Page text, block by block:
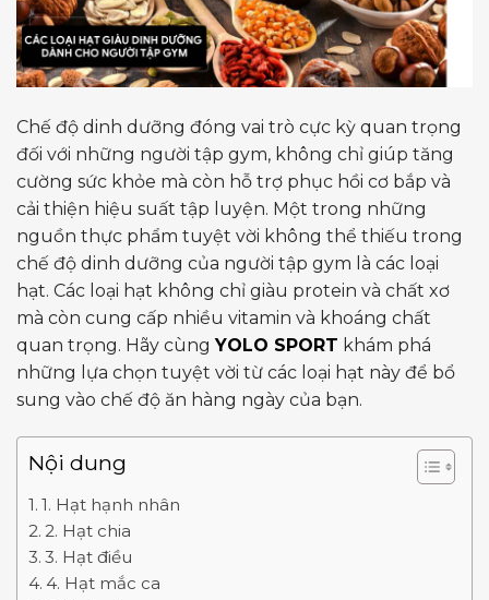
Chế độ dinh dưỡng đóng vai trò cực kỳ quan trọng
đối với những người tập gym, không chỉ giúp tăng
cường sức khỏe mà còn hỗ trợ phục hồi cơ bắp và
cải thiện hiệu suất tập luyện. Một trong những
nguồn thực phẩm tuyệt vời không thể thiếu trong
chế độ dinh dưỡng của người tập gym là các loại
hạt. Các loại hạt không chỉ giàu protein và chất xơ
mà còn cung cấp nhiều vitamin và khoáng chất
quan trọng. Hãy cùngYOLO SPORT khám phá
những lựa chọn tuyệt vời từ các loại hạt này để bổ
sung vào chế độ ăn hàng ngày của bạn.
Nội dung
1. Hạt hạnh nhân
2. Hạt chia
3. Hạt điều
4. Hạt mắc ca